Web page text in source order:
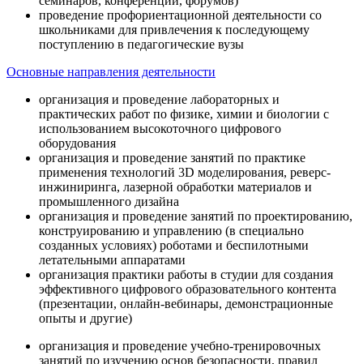
проведение профориентационной деятельности со
школьниками для привлечения к последующему
поступлению в педагогические вузы
Основные направления деятельности
организация и проведение лабораторных и
практических работ по физике, химии и биологии с
использованием высокоточного цифрового
оборудования
организация и проведение занятий по практике
применения технологий 3D моделирования, реверс-
инжиниринга, лазерной обработки материалов и
промышленного дизайна
организация и проведение занятий по проектированию,
конструированию и управлению (в специально
созданных условиях) роботами и беспилотными
летательными аппаратами
организация практики работы в студии для создания
эффективного цифрового образовательного контента
(презентации, онлайн-вебинары, демонстрационные
опыты и другие)
организация и проведение учебно-тренировочных
занятий по изучению основ безопасности, правил